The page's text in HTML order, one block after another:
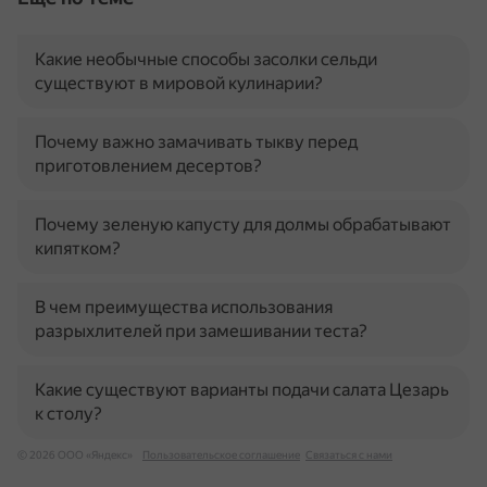
Какие необычные способы засолки сельди
существуют в мировой кулинарии?
Почему важно замачивать тыкву перед
приготовлением десертов?
Почему зеленую капусту для долмы обрабатывают
кипятком?
В чем преимущества использования
разрыхлителей при замешивании теста?
Какие существуют варианты подачи салата Цезарь
к столу?
© 2026 ООО «Яндекс» Пользовательское соглашение Связаться с нами